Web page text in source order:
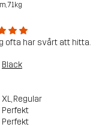
71kg
ofta har svårt att hitta.
Black
XL, Regular
Perfekt
Perfekt